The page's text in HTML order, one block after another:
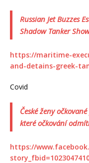
Russian Jet Buzzes
Shadow Tanker
https://maritime-
and-detains-greek-
Covid
České ženy
které očkování
https://